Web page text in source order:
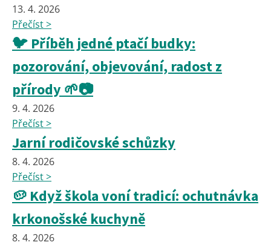
13. 4. 2026
Přečíst >
🐦 Příběh jedné ptačí budky:
pozorování, objevování, radost z
přírody 🌱📷
9. 4. 2026
Přečíst >
Jarní rodičovské schůzky
8. 4. 2026
Přečíst >
🥔 Když škola voní tradicí: ochutnávka
krkonošské kuchyně
8. 4. 2026